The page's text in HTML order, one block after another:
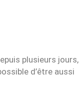
plusieurs jours,
d’être aussi